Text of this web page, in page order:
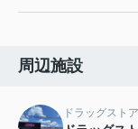
周辺施設
ドラッグストア